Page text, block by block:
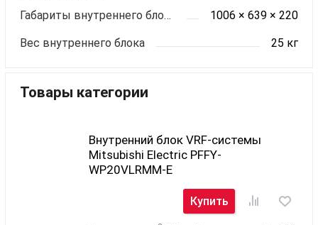
Габариты внутреннего блока ШхВхГ (мм)
1006 × 639 × 220
Вес внутреннего блока 25 кг
Товары категории
Внутренний блок VRF-системы
Mitsubishi Electric PFFY-
WP20VLRMM-E
Купить